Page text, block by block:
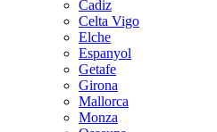
Cadiz
Celta Vigo
Elche
Espanyol
Getafe
Girona
Mallorca
Monza